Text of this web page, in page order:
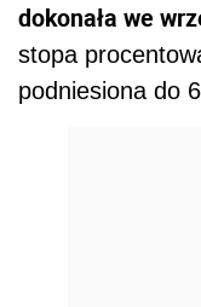
dokonała we
stopa
podniesiona do